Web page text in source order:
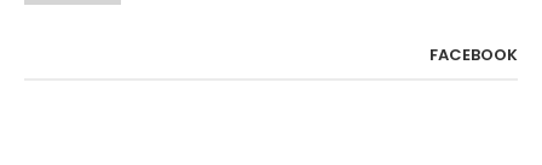
FACEBOOK